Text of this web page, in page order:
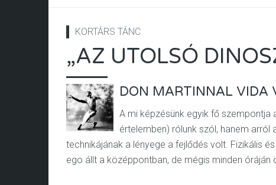
KORTÁRS TÁNC
„AZ UTOLSÓ
DON MARTINNAL VIDA
A mi képzésünk egyik fő
értelemben) rólunk szól, hanem
technikájának a lényege a fejlődés volt. Fizikális
ego állt a középpontban, de mégis minden